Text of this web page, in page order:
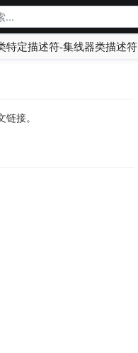
特定描述符-集线器类描述符
接。